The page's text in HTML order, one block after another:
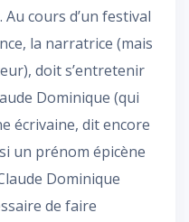
cours d’un festival
la narratrice (mais
doit s’entretenir
Dominique (qui
écrivaine, dit encore
un prénom épicène
Dominique
de faire